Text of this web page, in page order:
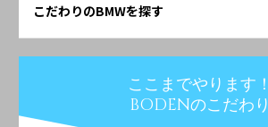
こだわりのBMWを探す
ここまでやります！
BODENのこだわり